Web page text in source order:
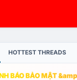
HOTTEST THREADS
BÁO BẢO MẬT